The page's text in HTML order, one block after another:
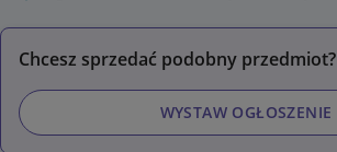
Chcesz sprzedać podobny przedmiot?
WYSTAW OGŁOSZENIE